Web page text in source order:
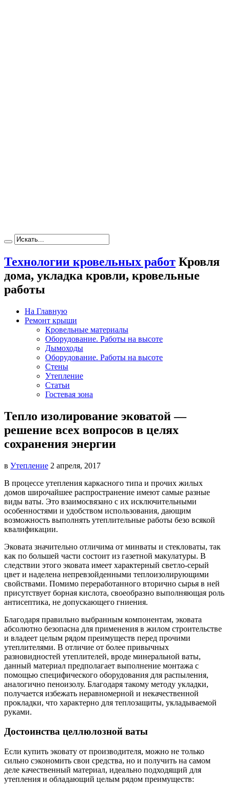
Технологии кровельных работ Кровля
дома, укладка кровли, кровельные
работы
На Главную
Ремонт крыши
Кровельные материалы
Оборудование. Работы на высоте
Дымоходы
Оборудование. Работы на высоте
Стены
Утепление
Статьи
Гостевая зона
Тепло изолирование эковатой —
решение всех вопросов в целях
сохранения энергии
в Утепление 2 апреля, 2017
В процессе утепления каркасного типа и прочих жилых
домов широчайшее распространение имеют самые разные
виды ваты. Это взаимосвязано с их исключительными
особенностями и удобством использования, дающим
возможность выполнять утеплительные работы безо всякой
квалификации.
Эковата значительно отличима от минваты и стекловаты, так
как по большей части состоит из газетной макулатуры. В
следствии этого эковата имеет характерный светло-серый
цвет и наделена непревзойденными теплоизолирующими
свойствами. Помимо переработанного вторично сырья в ней
присутствует борная кислота, своеобразно выполняющая роль
антисептика, не допускающего гниения.
Благодаря правильно выбранным компонентам, эковата
абсолютно безопасна для применения в жилом строительстве
и владеет целым рядом преимуществ перед прочими
утеплителями. В отличие от более привычных
разновидностей утеплителей, вроде минеральной ваты,
данный материал предполагает выполнение монтажа с
помощью специфического оборудования для распыления,
аналогично пеноизолу. Благодаря такому методу укладки,
получается избежать неравномерной и некачественной
прокладки, что характерно для теплозащиты, укладываемой
руками.
Достоинства целлюлозной ваты
Если купить эковату от производителя, можно не только
сильно сэкономить свои средства, но и получить на самом
деле качественный материал, идеально подходящий для
утепления и обладающий целым рядом преимуществ: